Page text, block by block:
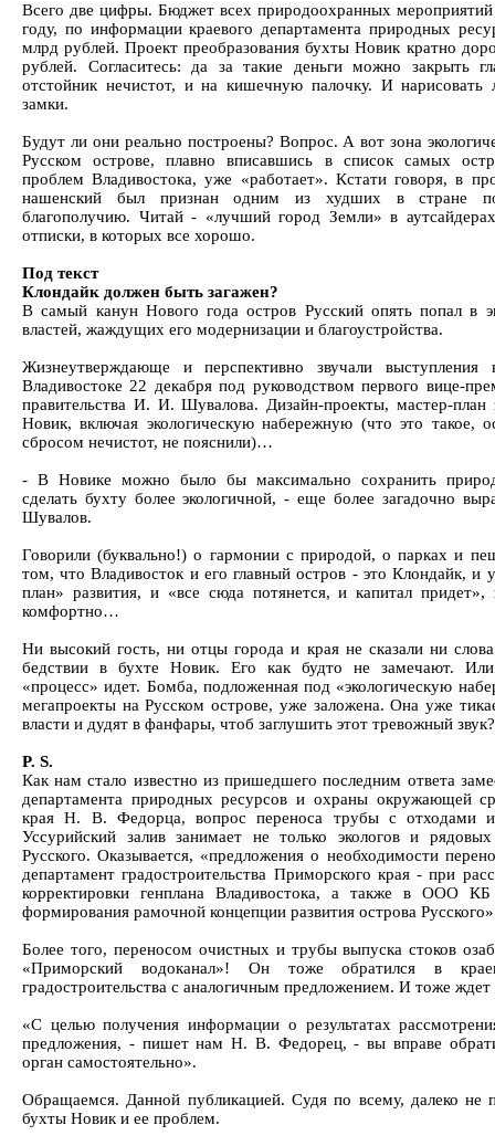
Всего две цифры. Бюджет всех природоохранных
году, по информации краевого департамента природных
млрд рублей. Проект преобразования бухты Новик кратно
рублей. Согласитесь: да за такие деньги можно закрыть
отстойник нечистот, и на кишечную палочку. И
замки.
Будут ли они реально построены? Вопрос. А вот зона
Русском острове, плавно вписавшись в список самых
проблем Владивостока, уже «работает». Кстати говоря, в
нашенский был признан одним из худших в стране по
благополучию. Читай - «лучший город Земли» в
отписки, в которых все хорошо.
Под текст
Клондайк должен быть загажен?
В самый канун Нового года остров Русский опять попал в
властей, жаждущих его модернизации и благоустройства.
Жизнеутверждающе и перспективно звучали
Владивостоке 22 декабря под руководством первого вице-
правительства И. И. Шувалова. Дизайн-проекты, мастер-план
Новик, включая экологическую набережную (что это такое,
сбросом нечистот, не пояснили)…
- В Новике можно было бы максимально сохранить
сделать бухту более экологичной, - еще более загадочно
Шувалов.
Говорили (буквально!) о гармонии с природой, о парках и
том, что Владивосток и его главный остров - это Клондайк, и
план» развития, и «все сюда потянется, и капитал
комфортно…
Ни высокий гость, ни отцы города и края не сказали ни слова
бедствии в бухте Новик. Его как будто не замечают.
«процесс» идет. Бомба, подложенная под «экологическую
мегапроекты на Русском острове, уже заложена. Она уже
власти и дудят в фанфары, чтоб заглушить этот тревожный звук?
P. S.
Как нам стало известно из пришедшего последним ответа
департамента природных ресурсов и охраны окружающей
края Н. В. Федорца, вопрос переноса трубы с отходами
Уссурийский залив занимает не только экологов и
Русского. Оказывается, «предложения о необходимости
департамент градостроительства Приморского края - при
корректировки генплана Владивостока, а также в ООО
формирования рамочной концепции развития острова
Более того, переносом очистных и трубы выпуска стоков
«Приморский водоканал»! Он тоже обратился в
градостроительства с аналогичным предложением. И тоже ждет
«С целью получения информации о результатах
предложения, - пишет нам Н. В. Федорец, - вы вправе
орган самостоятельно».
Обращаемся. Данной публикацией. Судя по всему, далеко не
бухты Новик и ее проблем.